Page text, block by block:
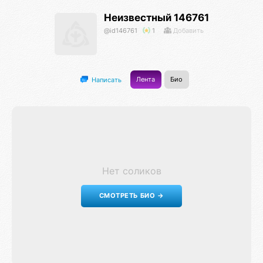
Неизвестный 146761
@id146761 1 Добавить
Написать Лента Био
Нет соликов
СМОТРЕТЬ БИО →